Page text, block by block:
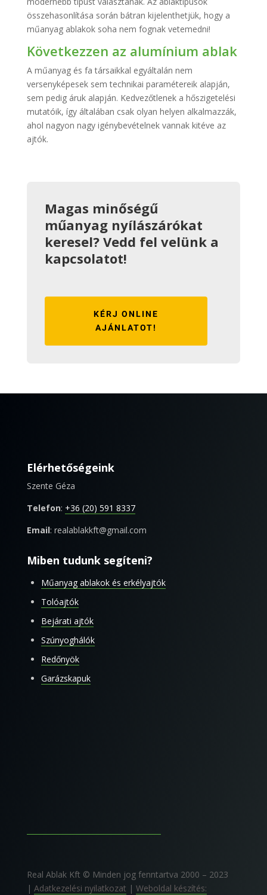
összehasonlítása során bátran kijelenthetjük, hogy a
műanyag ablakok soha nem fognak vetemedni!
Következzen az alumínium ablak
A műanyag és fa társaikkal egyáltalán nem
versenyképesek sem technikai paramétereik alapján,
sem pedig áruk alapján. Kedvezőtlenek a hőszigetelési
mutatóik, így általában csak olyan helyen alkalmazzák,
ahol nagyon nagy igénybevételnek vannak kitéve az
ajtók.
Magas minőségű
műanyag nyílászárókat
keresel? Vedd fel velünk a
kapcsolatot!
KÉRJ ONLINE
AJÁNLATOT!
Elérhetőségeink
Szente Géza
Telefon: +36 (20) 591 8337
Email: realablakkft@gmail.com
Miben tudunk segíteni?
Műanyag ablakok és erkélyajtók
Tolóajtók
Bejárati ajtók
Szúnyoghálók
Redőnyök
Garázskapuk
Real Ablak Kft © Minden jog fenntartva 2000 – 2023
| Adatkezelési nyilatkozat | Weboldal készítés: